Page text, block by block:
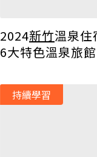
2024新竹溫泉住
6大特色溫泉旅
持續學習